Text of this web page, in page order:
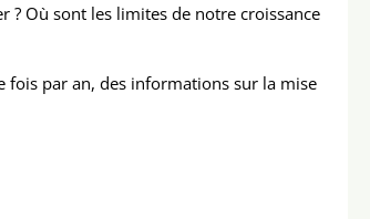
Où sont les limites de notre croissance
fois par an, des informations sur la mise